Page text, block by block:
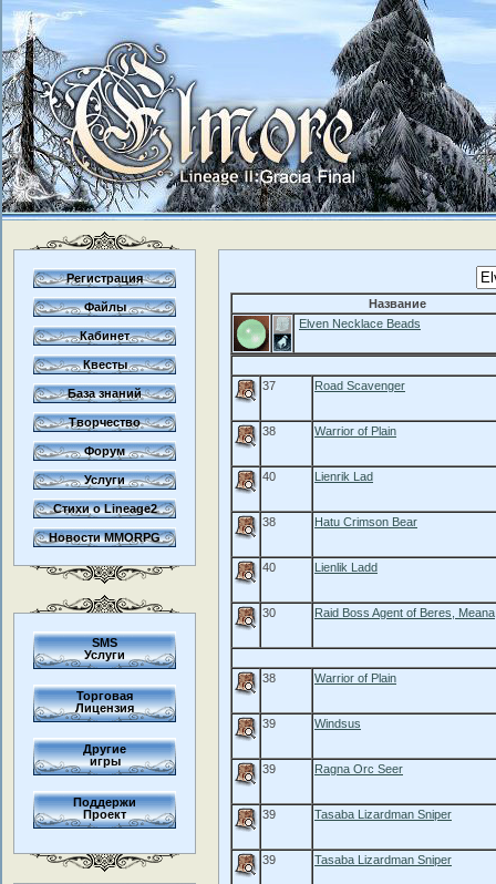
Регистрация
Файлы
Кабинет
Квесты
База знаний
Творчество
Форум
Услуги
Стихи о Lineage2
Новости MMORPG
SMS
Услуги
Торговая
Лицензия
Другие
игры
Поддержи
Проект
Название
Elven Necklace Beads
37 Road Scavenger
38 Warrior of Plain
40 Lienrik Lad
38 Hatu Crimson Bear
40 Lienlik Ladd
30 Raid Boss Agent of Beres, Meana
38 Warrior of Plain
39 Windsus
39 Ragna Orc Seer
39 Tasaba Lizardman Sniper
39 Tasaba Lizardman Sniper